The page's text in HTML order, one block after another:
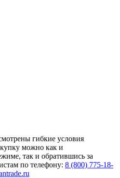
гибкие условия
можно как и
так и обратившись за
по телефону: 8 (800) 775-18-